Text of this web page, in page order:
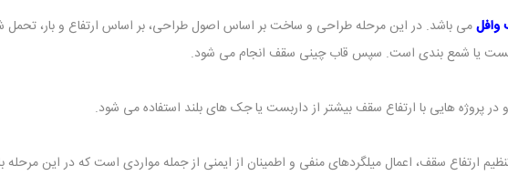
می باشد. در این مرحله طراحی و ساخت بر اساس اصول طراحی، بر اساس ارتفاع و بار، تحمل
یا شمع بندی است. سپس قاب چینی سقف انجام می شود.
ارتفاع سقف، اعمال میلگردهای منفی و اطمینان از ایمنی از جمله مواردی است که در این مرحله